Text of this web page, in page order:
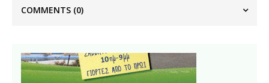
COMMENTS (0)